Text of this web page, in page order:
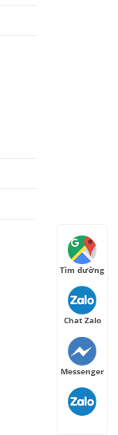
Tìm đường
Chat Zalo
Messenger